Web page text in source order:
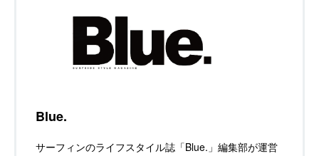
Blue.
サーフィンのライフスタイル誌「Blue.」編集部が運営